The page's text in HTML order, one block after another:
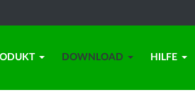
DOWNLOAD HILFE